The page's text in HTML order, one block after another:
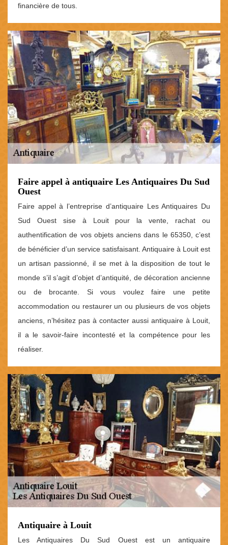
financière de tous.
Faire appel à antiquaire Les Antiquaires Du Sud
Ouest
Faire appel à l’entreprise d’antiquaire Les Antiquaires Du
Sud Ouest sise à Louit pour la vente, rachat ou
authentification de vos objets anciens dans le 65350, c’est
de bénéficier d’un service satisfaisant. Antiquaire à Louit est
un artisan passionné, il se met à la disposition de tout le
monde s’il s’agit d’objet d’antiquité, de décoration ancienne
ou de brocante. Si vous voulez faire une petite
accommodation ou restaurer un ou plusieurs de vos objets
anciens, n’hésitez pas à contacter aussi antiquaire à Louit,
il a le savoir-faire incontesté et la compétence pour les
réaliser.
Antiquaire à Louit
Les Antiquaires Du Sud Ouest est un antiquaire